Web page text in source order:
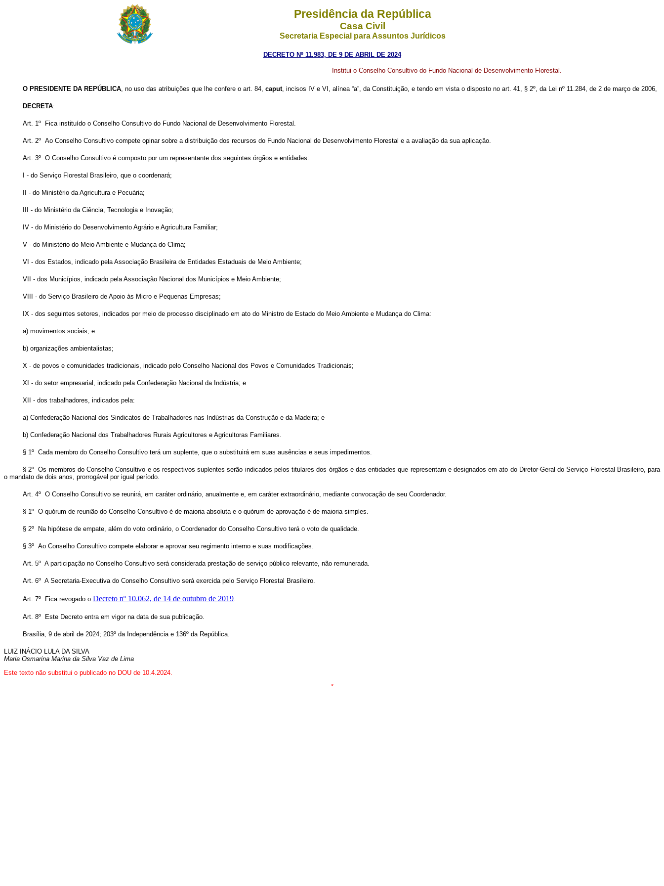
Presidência da República
Casa Civil
Secretaria Especial para Assuntos Jurídicos
DECRETO Nº 11.983, DE 9 DE ABRIL DE 2024
Institui o Conselho Consultivo do Fundo Nacional de Desenvolvimento Florestal.
O PRESIDENTE DA REPÚBLICA, no uso das atribuições que lhe confere o art. 84, caput, incisos IV e VI, alínea “a”, da Constituição, e tendo em vista o disposto no art. 41, § 2º, da Lei nº 11.284, de 2 de março de 2006,
DECRETA:
Art. 1º Fica instituído o Conselho Consultivo do Fundo Nacional de Desenvolvimento Florestal.
Art. 2º Ao Conselho Consultivo compete opinar sobre a distribuição dos recursos do Fundo Nacional de Desenvolvimento Florestal e a avaliação da sua aplicação.
Art. 3º O Conselho Consultivo é composto por um representante dos seguintes órgãos e entidades:
I - do Serviço Florestal Brasileiro, que o coordenará;
II - do Ministério da Agricultura e Pecuária;
III - do Ministério da Ciência, Tecnologia e Inovação;
IV - do Ministério do Desenvolvimento Agrário e Agricultura Familiar;
V - do Ministério do Meio Ambiente e Mudança do Clima;
VI - dos Estados, indicado pela Associação Brasileira de Entidades Estaduais de Meio Ambiente;
VII - dos Municípios, indicado pela Associação Nacional dos Municípios e Meio Ambiente;
VIII - do Serviço Brasileiro de Apoio às Micro e Pequenas Empresas;
IX - dos seguintes setores, indicados por meio de processo disciplinado em ato do Ministro de Estado do Meio Ambiente e Mudança do Clima:
a) movimentos sociais; e
b) organizações ambientalistas;
X - de povos e comunidades tradicionais, indicado pelo Conselho Nacional dos Povos e Comunidades Tradicionais;
XI - do setor empresarial, indicado pela Confederação Nacional da Indústria; e
XII - dos trabalhadores, indicados pela:
a) Confederação Nacional dos Sindicatos de Trabalhadores nas Indústrias da Construção e da Madeira; e
b) Confederação Nacional dos Trabalhadores Rurais Agricultores e Agricultoras Familiares.
§ 1º Cada membro do Conselho Consultivo terá um suplente, que o substituirá em suas ausências e seus impedimentos.
§ 2º Os membros do Conselho Consultivo e os respectivos suplentes serão indicados pelos titulares dos órgãos e das entidades que representam e designados em ato do Diretor-Geral do Serviço Florestal Brasileiro, para
o mandato de dois anos, prorrogável por igual período.
Art. 4º O Conselho Consultivo se reunirá, em caráter ordinário, anualmente e, em caráter extraordinário, mediante convocação de seu Coordenador.
§ 1º O quórum de reunião do Conselho Consultivo é de maioria absoluta e o quórum de aprovação é de maioria simples.
§ 2º Na hipótese de empate, além do voto ordinário, o Coordenador do Conselho Consultivo terá o voto de qualidade.
§ 3º Ao Conselho Consultivo compete elaborar e aprovar seu regimento interno e suas modificações.
Art. 5º A participação no Conselho Consultivo será considerada prestação de serviço público relevante, não remunerada.
Art. 6º A Secretaria-Executiva do Conselho Consultivo será exercida pelo Serviço Florestal Brasileiro.
Art. 7º Fica revogado o Decreto nº 10.062, de 14 de outubro de 2019.
Art. 8º Este Decreto entra em vigor na data de sua publicação.
Brasília, 9 de abril de 2024; 203º da Independência e 136º da República.
LUIZ INÁCIO LULA DA SILVA
Maria Osmarina Marina da Silva Vaz de Lima
Este texto não substitui o publicado no DOU de 10.4.2024.
*